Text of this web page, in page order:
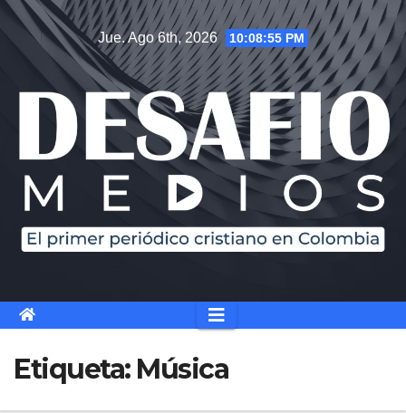
Saltar
contenido
Jue. Ago 6th, 2026 10:08:56 PM
Etiqueta: Música